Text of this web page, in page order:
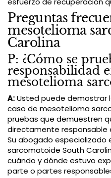
Preguntas
mesotelioma
Carolina
P: ¿Cómo se
responsabilidad
mesotelioma
A:Usted puede demostrar
caso de mesotelioma
pruebas que demuestren
directamente responsable
Su abogado especializado
sarcomatoide South
cuándo y dónde estuvo
parte o partes